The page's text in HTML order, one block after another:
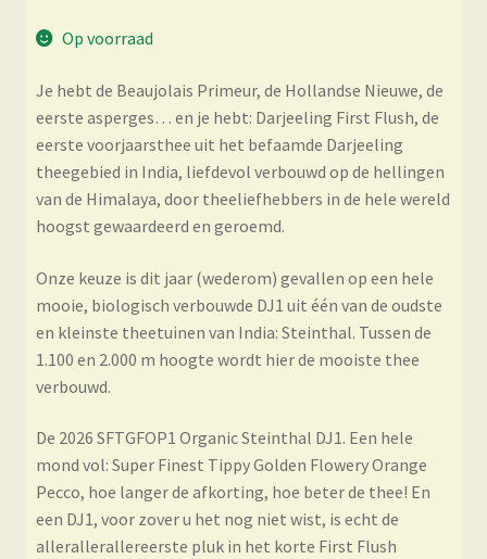
€ 87,35
Op voorraad
Je hebt de Beaujolais Primeur, de Hollandse Nieuwe, de
eerste asperges… en je hebt: Darjeeling First Flush, de
eerste voorjaarsthee uit het befaamde Darjeeling
theegebied in India, liefdevol verbouwd op de hellingen
van de Himalaya, door theeliefhebbers in de hele wereld
hoogst gewaardeerd en geroemd.
Onze keuze is dit jaar (wederom) gevallen op een hele
mooie, biologisch verbouwde DJ1 uit één van de oudste
en kleinste theetuinen van India: Steinthal. Tussen de
1.100 en 2.000 m hoogte wordt hier de mooiste thee
verbouwd.
De 2026 SFTGFOP1 Organic Steinthal DJ1. Een hele
mond vol: Super Finest Tippy Golden Flowery Orange
Pecco, hoe langer de afkorting, hoe beter de thee! En
een DJ1, voor zover u het nog niet wist, is echt de
allerallerallereerste pluk in het korte First Flush